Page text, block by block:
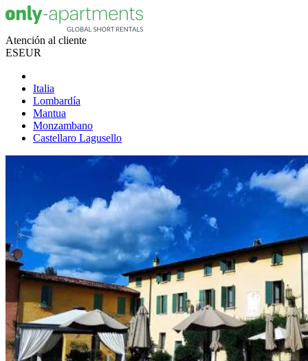
Atención al cliente
ESEUR
Italia
Lombardía
Mantua
Monzambano
Castellaro Lagusello